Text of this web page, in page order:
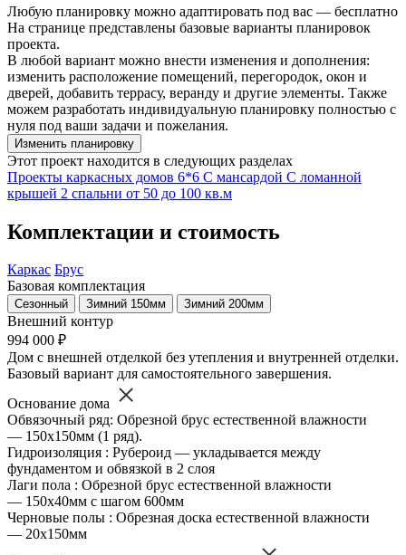
Любую планировку можно адаптировать под вас — бесплатно
На странице представлены базовые варианты планировок
проекта.
В любой вариант можно внести изменения и дополнения:
изменить расположение помещений, перегородок, окон и
дверей, добавить террасу, веранду и другие элементы. Также
можем разработать индивидуальную планировку полностью с
нуля под ваши задачи и пожелания.
Изменить планировку
Этот проект находится в следующих разделах
Проекты каркасных домов 6*6 С мансардой С ломанной
крышей 2 спальни от 50 до 100 кв.м
Комплектации и стоимость
Каркас Брус
Базовая комплектация
Сезонный Зимний 150мм Зимний 200мм
Внешний контур
994 000 ₽
Дом с внешней отделкой без утепления и внутренней отделки.
Базовый вариант для самостоятельного завершения.
Основание дома
Обвязочный ряд: Обрезной брус естественной влажности
— 150х150мм (1 ряд).
Гидроизоляция : Рубероид — укладывается между
фундаментом и обвязкой в 2 слоя
Лаги пола : Обрезной брус естественной влажности
— 150х40мм с шагом 600мм
Черновые полы : Обрезная доска естественной влажности
— 20х150мм